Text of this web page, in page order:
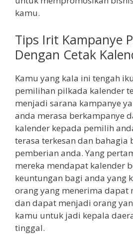
kamu.
Tips Irit Kampanye
Dengan Cetak
Kamu yang kala ini tengah
pemilihan pilkada kalender
menjadi sarana kampanye
anda merasa berkampanye
kalender kepada pemilih
terasa terkesan dan bahagia
pemberian anda. Yang
mereka mendapat kalender
keuntungan bagi anda yang
orang yang menerima dapat
dan dapat menjadi orang
kamu untuk jadi kepala
tinggal.